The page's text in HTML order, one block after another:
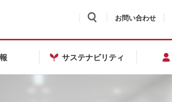
お問い合わせ
サステナビリティ